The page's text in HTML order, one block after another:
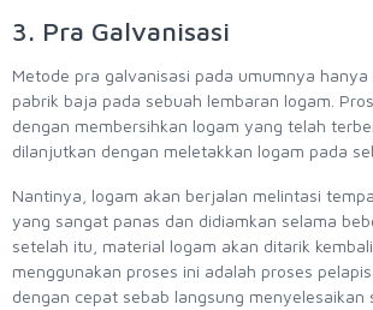
3. Pra Galvanisasi
Metode pra galvanisasi pada umumnya hanya
pabrik baja pada sebuah lembaran logam.
dengan membersihkan logam yang telah
dilanjutkan dengan meletakkan logam pada
Nantinya, logam akan berjalan melintasi
yang sangat panas dan didiamkan selama
setelah itu, material logam akan ditarik
menggunakan proses ini adalah proses
dengan cepat sebab langsung menyelesaikan